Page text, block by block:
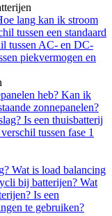
lang kan ik stroom
tussen een standaard
tussen AC- en DC-
piekvermogen en
heb? Kan ik
zonnepanelen?
Is een thuisbatterij
tussen fase 1
Wat is load balancing
bij batterijen? Wat
Is een
te gebruiken?